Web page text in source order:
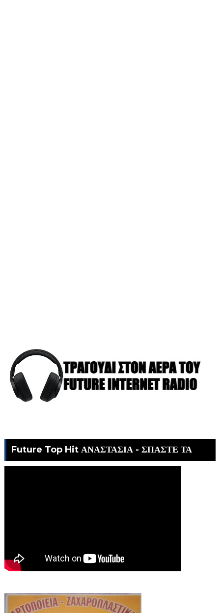
Future Top Hit ΑΝΑΣΤΑΣΙΑ - ΣΠΑΣΤΕ ΤΑ